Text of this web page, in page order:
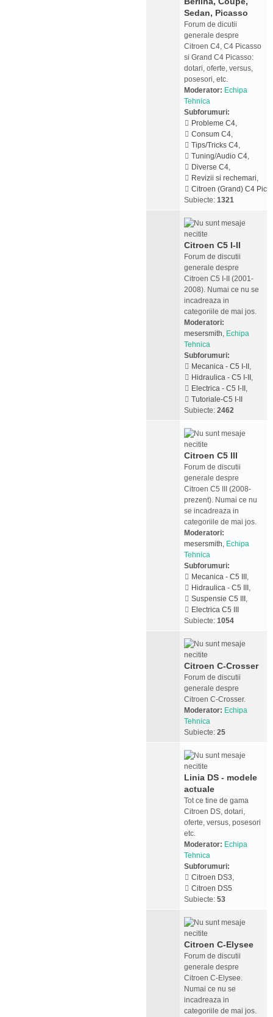
Sedan, Picasso
Forum de dicutii
generale despre
Citroen C4, C4 Picasso
si Grand C4 Picasso:
dotari, oferte, versus,
posesori, etc.
Moderator: Echipa
Tehnica
Subforumuri:
Probleme C4,
Consum C4,
Tips/Tricks C4,
Tuning/Audio C4,
Diverse C4,
Revizii si rechemari,
Citroen (Grand) C4
Subiecte: 1321
Citroen C5 I-II
Forum de discutii
generale despre
Citroen C5 I-II (2001-
2008). Numai ce nu se
incadreaza in
categoriile de mai jos.
Moderatori:
mesersmith, Echipa
Tehnica
Subforumuri:
Mecanica - C5 I-II ,
Hidraulica - C5 I-II ,
Electrica - C5 I-II ,
Tutoriale-C5 I-II
Subiecte: 2462
Citroen C5 III
Forum de discutii
generale despre
Citroen C5 III (2008-
prezent). Numai ce nu
se incadreaza in
categoriile de mai jos.
Moderatori:
mesersmith, Echipa
Tehnica
Subforumuri:
Mecanica - C5 III ,
Hidraulica - C5 III ,
Suspensie C5 III ,
Electrica C5 III
Subiecte: 1054
Citroen C-Crosser
Forum de discutii
generale despre
Citroen C-Crosser.
Moderator: Echipa
Tehnica
Subiecte: 25
Linia DS - modele
actuale
Tot ce tine de gama
Citroen DS, dotari,
oferte, versus, posesori
etc.
Moderator: Echipa
Tehnica
Subforumuri:
Citroen DS3,
Citroen DS5
Subiecte: 53
Citroen C-Elysee
Forum de discutii
generale despre
Citroen C-Elysee.
Numai ce nu se
incadreaza in
categoriile de mai jos.